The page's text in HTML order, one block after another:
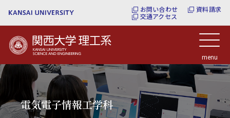
お問い合わせ
資料請求
交通アクセス
menu
電気電子情報工学科